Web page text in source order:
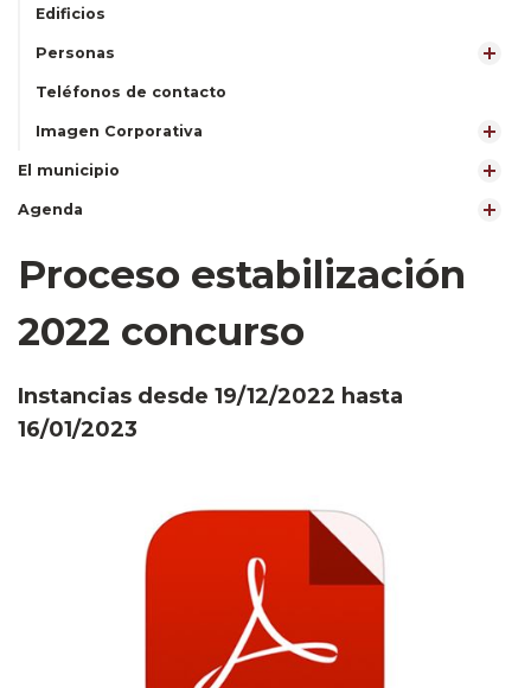
Edificios
Personas
Teléfonos de contacto
Imagen Corporativa
El municipio
Agenda
Proceso estabilización
2022 concurso
Instancias desde 19/12/2022 hasta
16/01/2023